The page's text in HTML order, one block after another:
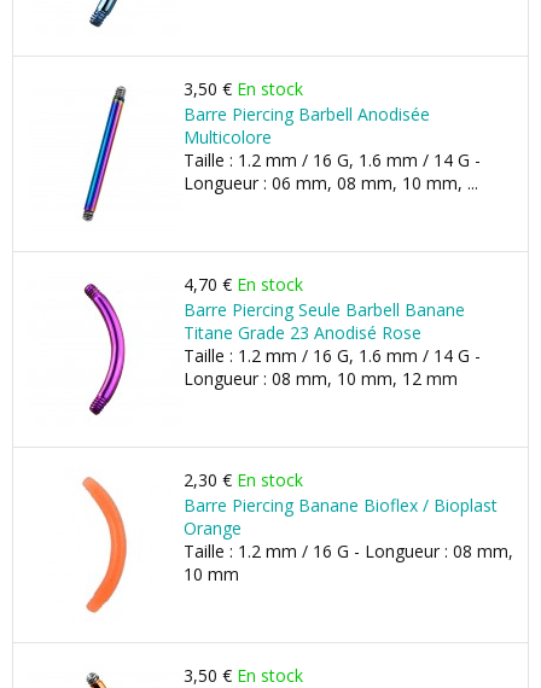
3,50 € En stock
Barre Piercing Barbell Anodisée
Multicolore
Taille : 1.2 mm / 16 G, 1.6 mm / 14 G -
Longueur : 06 mm, 08 mm, 10 mm, ...
4,70 € En stock
Barre Piercing Seule Barbell Banane
Titane Grade 23 Anodisé Rose
Taille : 1.2 mm / 16 G, 1.6 mm / 14 G -
Longueur : 08 mm, 10 mm, 12 mm
2,30 € En stock
Barre Piercing Banane Bioflex / Bioplast
Orange
Taille : 1.2 mm / 16 G - Longueur : 08 mm,
10 mm
3,50 € En stock